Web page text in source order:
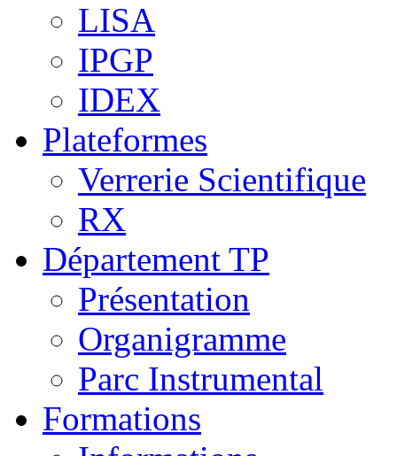
LISA
IPGP
IDEX
Plateformes
Verrerie Scientifique
RX
Département TP
Présentation
Organigramme
Parc Instrumental
Formations